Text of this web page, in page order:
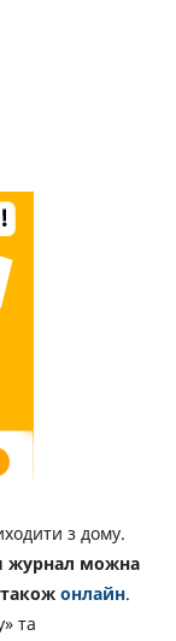
з дому.
журнал можна
онлайн.
та